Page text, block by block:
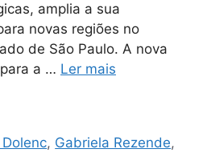
amplia a sua
novas regiões no
de São Paulo. A nova
a … Ler mais
, Gabriela Rezende,